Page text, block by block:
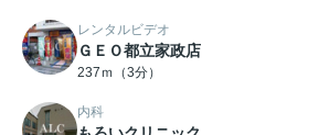
レンタルビデオ
ＧＥＯ都立家政店
237ｍ（3分）
内科